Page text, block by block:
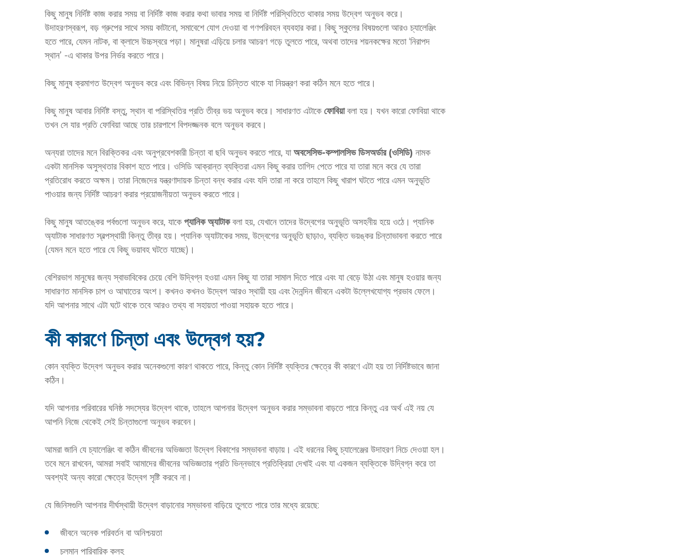
কিছু মানুষ নির্দিষ্ট কাজ করার সময় বা নির্দিষ্ট কাজ করার কথা ভাবার সময় বা নির্দিষ্ট পরিস্থিতিতে থাকার সময় উদ্বেগ অনুভব করে।
উদাহরণস্বরূপ, বড় গ্রুপের সাথে সময় কাটানো, সমাবেশে যোগ দেওয়া বা গণপরিবহন ব্যবহার করা। কিছু স্কুলের বিষয়গুলো আরও চ্যালেঞ্জিং
হতে পারে, যেমন নাটক, বা ক্লাসে উচ্চস্বরে পড়া। মানুষরা এড়িয়ে চলার আচরণ গড়ে তুলতে পারে, অথবা তাদের শয়নকক্ষের মতো ‘নিরাপদ
স্থান’ -এ থাকার উপর নির্ভর করতে পারে।
কিছু মানুষ ক্রমাগত উদ্বেগ অনুভব করে এবং বিভিন্ন বিষয় নিয়ে চিন্তিত থাকে যা নিয়ন্ত্রণ করা কঠিন মনে হতে পারে।
কিছু মানুষ আবার নির্দিষ্ট বস্তু, স্থান বা পরিস্থিতির প্রতি তীব্র ভয় অনুভব করে। সাধারণত এটাকেফোবিয়াবলা হয়। যখন কারো ফোবিয়া থাকে
তখন সে যার প্রতি ফোবিয়া আছে তার চারপাশে বিপদজ্জনক বলে অনুভব করবে।
অন্যরা তাদের মনে বিরক্তিকর এবং অনুপ্রবেশকারী চিন্তা বা ছবি অনুভব করতে পারে, যাঅবসেসিভ-কম্পালসিভ ডিসঅর্ডার (ওসিডি) নামক
একটা মানসিক অসুস্থতার বিকাশ হতে পারে। ওসিডি আক্রান্ত ব্যক্তিরা এমন কিছু করার তাগিদ পেতে পারে যা তারা মনে করে যে তারা
প্রতিরোধ করতে অক্ষম। তারা নিজেদের যন্ত্রণাদায়ক চিন্তা বন্ধ করার এবং যদি তারা না করে তাহলে কিছু খারাপ ঘটতে পারে এমন অনুভূতি
পাওয়ার জন্য নির্দিষ্ট আচরণ করার প্রয়োজনীয়তা অনুভব করতে পারে।
কিছু মানুষ আতঙ্কের পর্বগুলো অনুভব করে, যাকেপ্যানিক অ্যাটাকবলা হয়, যেখানে তাদের উদ্বেগের অনুভূতি অসহনীয় হয়ে ওঠে। প্যানিক
অ্যাটাক সাধারণত স্বল্পস্থায়ী কিন্তু তীব্র হয়। প্যানিক অ্যাটাকের সময়, উদ্বেগের অনুভূতি ছাড়াও, ব্যক্তি ভয়ঙ্কর চিন্তাভাবনা করতে পারে
(যেমন মনে হতে পারে যে কিছু ভয়াবহ ঘটতে যাচ্ছে)।
বেশিরভাগ মানুষের জন্য স্বাভাবিকের চেয়ে বেশি উদ্বিগ্ন হওয়া এমন কিছু যা তারা সামাল দিতে পারে এবং যা বেড়ে উঠা এবং মানুষ হওয়ার জন্য
সাধারণত মানসিক চাপ ও আঘাতের অংশ। কখনও কখনও উদ্বেগ আরও স্থায়ী হয় এবং দৈনন্দিন জীবনে একটা উল্লেখযোগ্য প্রভাব ফেলে।
যদি আপনার সাথে এটা ঘটে থাকে তবে আরও তথ্য বা সহায়তা পাওয়া সহায়ক হতে পারে।
কী কারণে চিন্তা এবং উদ্বেগ হয়?
কোন ব্যক্তি উদ্বেগ অনুভব করার অনেকগুলো কারণ থাকতে পারে, কিন্তু কোন নির্দিষ্ট ব্যক্তির ক্ষেত্রে কী কারণে এটা হয় তা নির্দিষ্টভাবে জানা
কঠিন।
যদি আপনার পরিবারের ঘনিষ্ঠ সদস্যের উদ্বেগ থাকে, তাহলে আপনার উদ্বেগ অনুভব করার সম্ভাবনা বাড়তে পারে কিন্তু এর অর্থ এই নয় যে
আপনি নিজে থেকেই সেই চিন্তাগুলো অনুভব করবেন।
আমরা জানি যে চ্যালেঞ্জিং বা কঠিন জীবনের অভিজ্ঞতা উদ্বেগ বিকাশের সম্ভাবনা বাড়ায়। এই ধরনের কিছু চ্যালেঞ্জের উদাহরণ নিচে দেওয়া হল।
তবে মনে রাখবেন, আমরা সবাই আমাদের জীবনের অভিজ্ঞতার প্রতি ভিন্নভাবে প্রতিক্রিয়া দেখাই এবং যা একজন ব্যক্তিকে উদ্বিগ্ন করে তা
অবশ্যই অন্য কারো ক্ষেত্রে উদ্বেগ সৃষ্টি করবে না।
যে জিনিসগুলি আপনার দীর্ঘস্থায়ী উদ্বেগ বাড়ানোর সম্ভাবনা বাড়িয়ে তুলতে পারে তার মধ্যে রয়েছে:
জীবনে অনেক পরিবর্তন বা অনিশ্চয়তা
চলমান পারিবারিক কলহ